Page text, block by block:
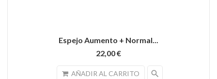
Espejo Aumento + Normal...
22,00 €
AÑADIR AL CARRITO search